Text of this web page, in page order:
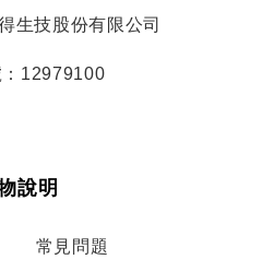
生技股份有限公司
12979100
說明
常見問題